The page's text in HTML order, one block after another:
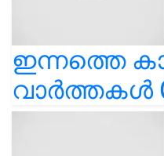
ഇന്നത്തെ
വാർത്തകൾ